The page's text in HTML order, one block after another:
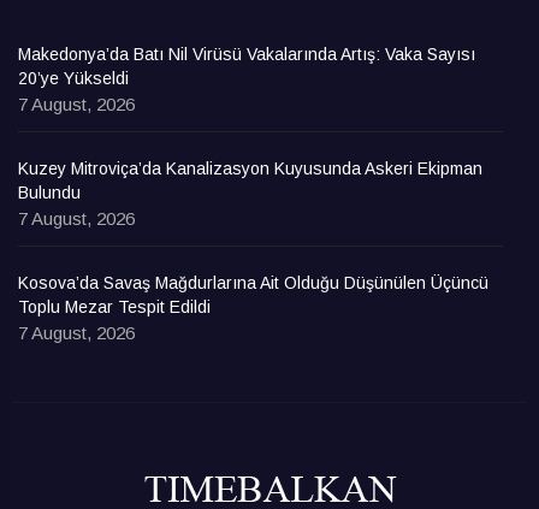
Makedonya’da Batı Nil Virüsü Vakalarında Artış: Vaka Sayısı
20’ye Yükseldi
7 August, 2026
Kuzey Mitroviça’da Kanalizasyon Kuyusunda Askeri Ekipman
Bulundu
7 August, 2026
Kosova’da Savaş Mağdurlarına Ait Olduğu Düşünülen Üçüncü
Toplu Mezar Tespit Edildi
7 August, 2026